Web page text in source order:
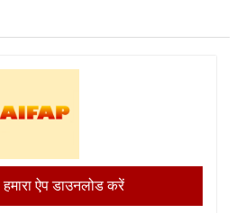
ऐप डाउनलोड करें